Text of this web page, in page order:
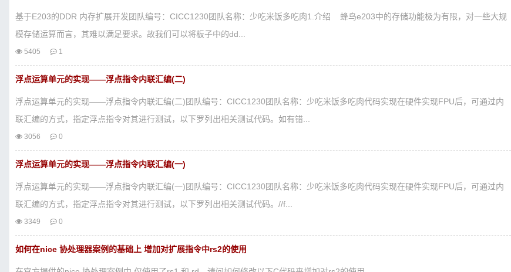
基于E203的DDR 内存扩展开发团队编号：CICC1230团队名称：少吃米饭多吃肉1.介绍 蜂鸟e203中的存储功能极为有限，对一些大规
模存储运算而言，其难以满足要求。故我们可以将板子中的dd...
5405 1
浮点运算单元的实现——浮点指令内联汇编(二)
浮点运算单元的实现——浮点指令内联汇编(二)团队编号：CICC1230团队名称：少吃米饭多吃肉代码实现在硬件实现FPU后，可通过内
联汇编的方式，指定浮点指令对其进行测试，以下罗列出相关测试代码。如有错...
3056 0
浮点运算单元的实现——浮点指令内联汇编(一)
浮点运算单元的实现——浮点指令内联汇编(一)团队编号：CICC1230团队名称：少吃米饭多吃肉代码实现在硬件实现FPU后，可通过内
联汇编的方式，指定浮点指令对其进行测试，以下罗列出相关测试代码。//f...
3349 0
如何在nice 协处理器案例的基础上 增加对扩展指令中rs2的使用